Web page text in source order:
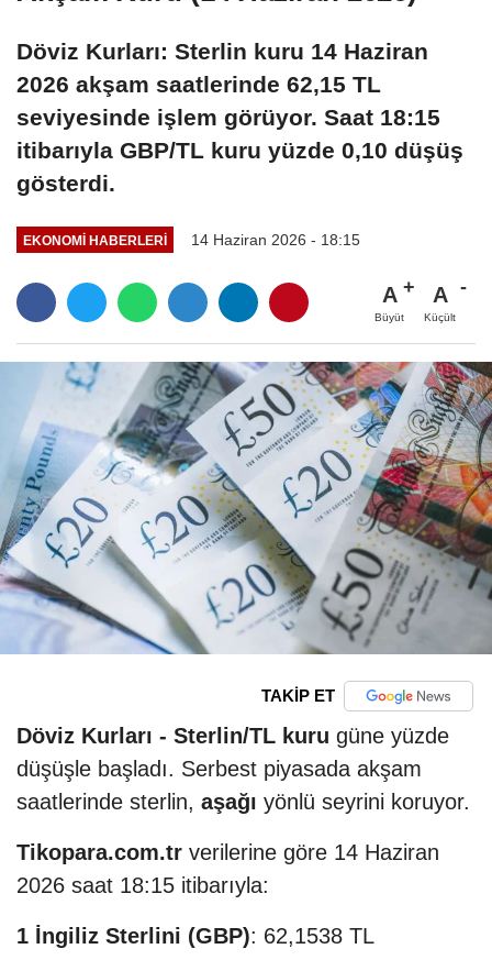
Döviz Kurları: Sterlin kuru 14 Haziran
2026 akşam saatlerinde 62,15 TL
seviyesinde işlem görüyor. Saat 18:15
itibarıyla GBP/TL kuru yüzde 0,10 düşüş
gösterdi.
EKONOMI HABERLERI 14 Haziran 2026 - 18:15
A
Büyüt
A
Küçült
TAKİP ET
Döviz Kurları - Sterlin/TL kuru güne yüzde
düşüşle başladı. Serbest piyasada akşam
saatlerinde sterlin, aşağı yönlü seyrini koruyor.
Tikopara.com.tr verilerine göre 14 Haziran
2026 saat 18:15 itibarıyla:
1 İngiliz Sterlini (GBP): 62,1538 TL